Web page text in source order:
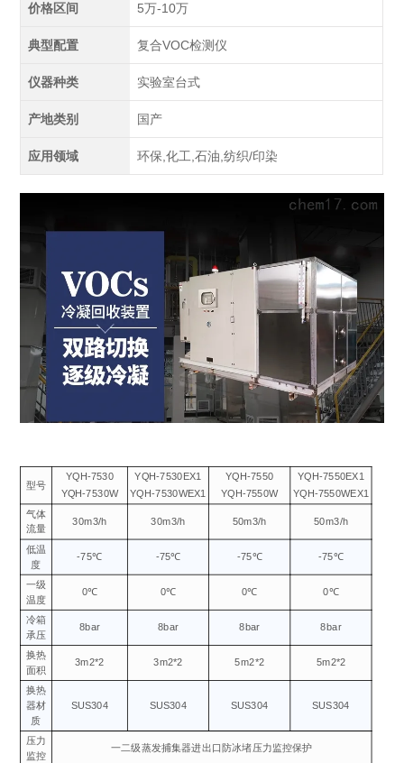
价格区间 5万-10万
典型配置 复合VOC检测仪
仪器种类 实验室台式
产地类别 国产
应用领域 环保,化工,石油,纺织/印染
型号
YQH-7530
YQH-7530W
YQH-7530EX1
YQH-7530WEX1
YQH-7550
YQH-7550W
YQH-7550EX1
YQH-7550WEX1
气体
流量
30m3/h 30m3/h 50m3/h 50m3/h
低温
度
-75℃ -75℃ -75℃ -75℃
一级
温度
0℃ 0℃ 0℃ 0℃
冷箱
承压
8bar 8bar 8bar 8bar
换热
面积
3m2*2 3m2*2 5m2*2 5m2*2
换热
器材
质
SUS304 SUS304 SUS304 SUS304
压力
监控
一二级蒸发捕集器进出口防冰堵压力监控保护